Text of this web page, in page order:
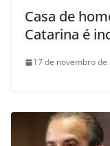
Casa de
Catarina é
17 de novembro de